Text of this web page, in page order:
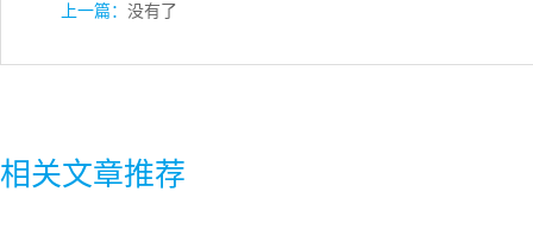
上一篇： 没有了
相关文章推荐